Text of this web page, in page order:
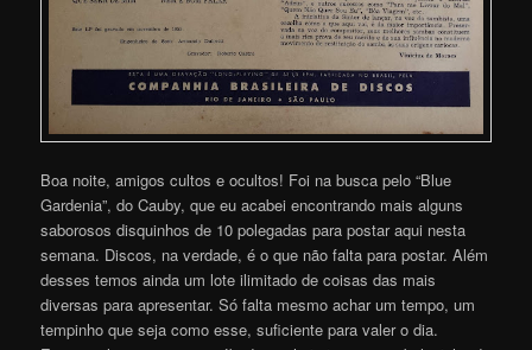
Boa noite, amigos cultos e ocultos! Foi na busca pelo “Blue
Gardenia”, do Cauby, que eu acabei encontrando mais alguns
saborosos disquinhos de 10 polegadas para postar aqui nesta
semana. Discos, na verdade, é o que não falta para postar. Além
desses temos ainda um lote ilimitado de coisas das mais
diversas para apresentar. Só falta mesmo achar um tempo, um
tempinho que seja como esse, suficiente para valer o dia.